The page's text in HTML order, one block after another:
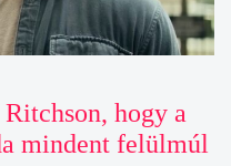
hogy a
mindent felülmúl